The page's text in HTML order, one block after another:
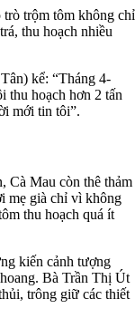
trộm tôm không chỉ
thu hoạch nhiều
kể: “Tháng 4-
thu hoạch hơn 2 tấn
mới tin tôi”.
Cà Mau còn thê thảm
mẹ già chỉ vì không
thu hoạch quá ít
kiến cảnh tượng
Bà Trần Thị Út
trông giữ các thiết